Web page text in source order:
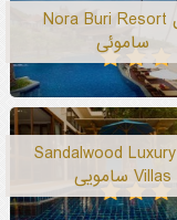
هتل Nora Buri Resort
ساموئی
هتل Sandalwood Luxury
Villas سامویی